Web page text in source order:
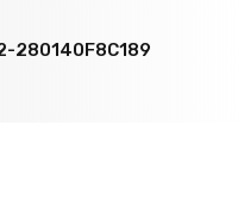
280140F8C189